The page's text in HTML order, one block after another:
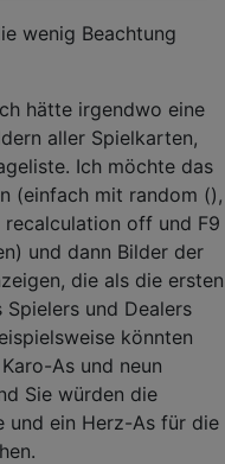
wenig Beachtung
hätte irgendwo eine
aller Spielkarten,
Ich möchte das
(einfach mit random (),
off und F9
und dann Bilder der
die als die ersten
und Dealers
könnten
As und neun
Sie würden die
und ein Herz-As für die